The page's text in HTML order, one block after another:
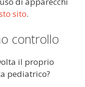
sito.
controllo
il proprio
pediatrico?